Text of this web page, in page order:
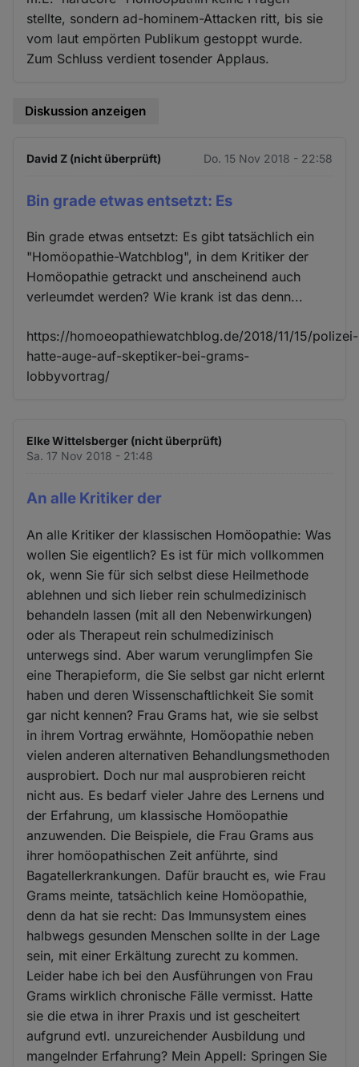
stellte, sondern ad-hominem-Attacken ritt, bis sie
vom laut empörten Publikum gestoppt wurde.
Zum Schluss verdient tosender Applaus.
Diskussion anzeigen
David Z (nicht überprüft) Do. 15 Nov 2018 - 22:58
Bin grade etwas entsetzt: Es
Bin grade etwas entsetzt: Es gibt tatsächlich ein
"Homöopathie-Watchblog", in dem Kritiker der
Homöopathie getrackt und anscheinend auch
verleumdet werden? Wie krank ist das denn...
https://homoeopathiewatchblog.de/2018/11/15/polizei-
hatte-auge-auf-skeptiker-bei-grams-
lobbyvortrag/
Elke Wittelsberger (nicht überprüft)
Sa. 17 Nov 2018 - 21:48
An alle Kritiker der
An alle Kritiker der klassischen Homöopathie: Was
wollen Sie eigentlich? Es ist für mich vollkommen
ok, wenn Sie für sich selbst diese Heilmethode
ablehnen und sich lieber rein schulmedizinisch
behandeln lassen (mit all den Nebenwirkungen)
oder als Therapeut rein schulmedizinisch
unterwegs sind. Aber warum verunglimpfen Sie
eine Therapieform, die Sie selbst gar nicht erlernt
haben und deren Wissenschaftlichkeit Sie somit
gar nicht kennen? Frau Grams hat, wie sie selbst
in ihrem Vortrag erwähnte, Homöopathie neben
vielen anderen alternativen Behandlungsmethoden
ausprobiert. Doch nur mal ausprobieren reicht
nicht aus. Es bedarf vieler Jahre des Lernens und
der Erfahrung, um klassische Homöopathie
anzuwenden. Die Beispiele, die Frau Grams aus
ihrer homöopathischen Zeit anführte, sind
Bagatellerkrankungen. Dafür braucht es, wie Frau
Grams meinte, tatsächlich keine Homöopathie,
denn da hat sie recht: Das Immunsystem eines
halbwegs gesunden Menschen sollte in der Lage
sein, mit einer Erkältung zurecht zu kommen.
Leider habe ich bei den Ausführungen von Frau
Grams wirklich chronische Fälle vermisst. Hatte
sie die etwa in ihrer Praxis und ist gescheitert
aufgrund evtl. unzureichender Ausbildung und
mangelnder Erfahrung? Mein Appell: Springen Sie